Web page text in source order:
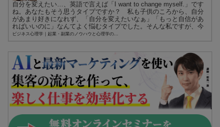
自分を変えたい…、英語で言えば「I want to change myself.」です
ね。あなたもそう思うタイプですか？ 私も子供のころから、自分
があまり好きになれず、「自分を変えたいなぁ」「もっと自信があ
ればいいのに」なんてよく悩むタイプでした。そんな私ですが、今
ふりか...
ビジネス心理学｜起業・副業のノウハウと心理学の...